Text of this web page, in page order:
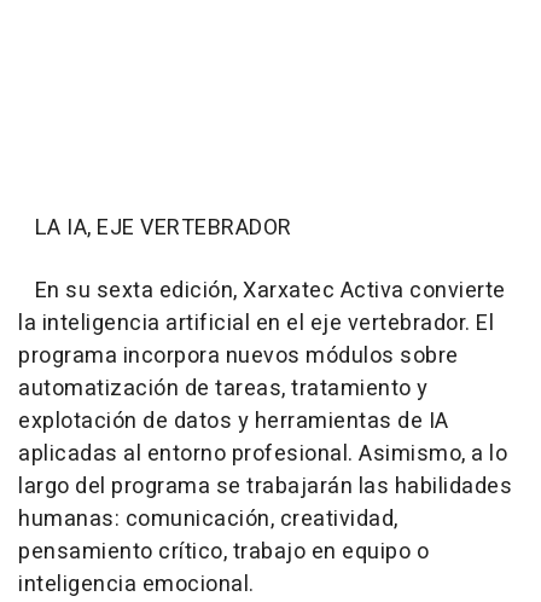
LA IA, EJE VERTEBRADOR
En su sexta edición, Xarxatec Activa convierte
la inteligencia artificial en el eje vertebrador. El
programa incorpora nuevos módulos sobre
automatización de tareas, tratamiento y
explotación de datos y herramientas de IA
aplicadas al entorno profesional. Asimismo, a lo
largo del programa se trabajarán las habilidades
humanas: comunicación, creatividad,
pensamiento crítico, trabajo en equipo o
inteligencia emocional.